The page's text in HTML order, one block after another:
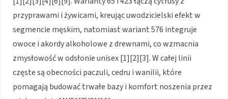
przyprawami i żywicami, kreując uwodzicielski efekt w
segmencie męskim, natomiast wariant 576 integruje
owoce i akordy alkoholowe z drewnami, co wzmacnia
zmysłowość w odsłonie unisex [1][2][3]. W całej linii
częste są obecności paczuli, cedru i wanilii, które
pomagają budować trwałe bazy i komfort noszenia przez